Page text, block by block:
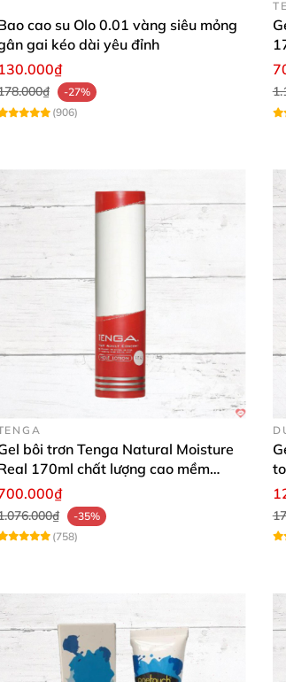
hợp mọi lứa tuổi.
hoài không hết, partner khen trơn
bao cao su và đồ chơi. Độ ẩm kéo dài,
cảm giác nhạy bén rõ rệt. Chai lớn
Thêm vào giỏ hàng hôm nay và
cao su Olo 0.01 vàng siêu mỏng
gai kéo dài yêu đỉnh
130.000₫
-27%
(906)
bôi trơn Tenga Natural Moisture
170ml chất lượng cao mềm
an toàn
-35%
(758)